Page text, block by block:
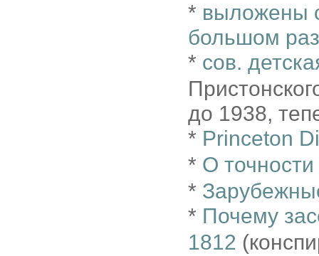
* выложены
большом
* сов.
до 1938,
* Princeton
* О
*
* Почему
1812